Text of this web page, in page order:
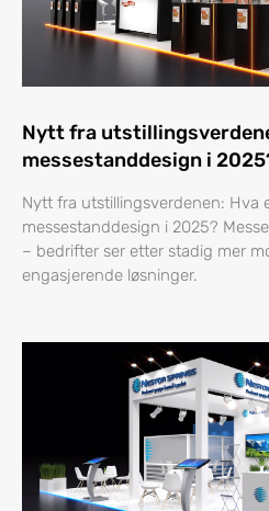
Nytt fra
messestanddesign i
Nytt fra utstillingsverdenen: Hva
messestanddesign i 2025?
– bedrifter ser etter stadig mer
engasjerende løsninger.